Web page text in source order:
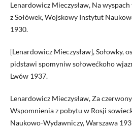
Lenardowicz Mieczysław, Na
z Sołówek, Wojskowy Instytut
1930.
[Lenardowicz Mieczysław], Sołowky,
pidstawi spomyniw sołowećkoho
Lwów 1937.
Lenardowicz Mieczysław, Za
Wspomnienia z pobytu w Rosji
Naukowo-Wydawniczy, Warszawa